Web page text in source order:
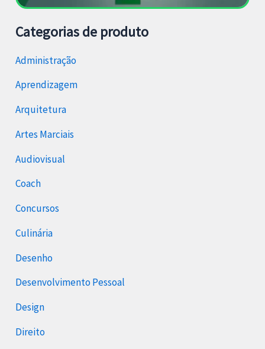
Categorias de produto
Administração
Aprendizagem
Arquitetura
Artes Marciais
Audiovisual
Coach
Concursos
Culinária
Desenho
Desenvolvimento Pessoal
Design
Direito